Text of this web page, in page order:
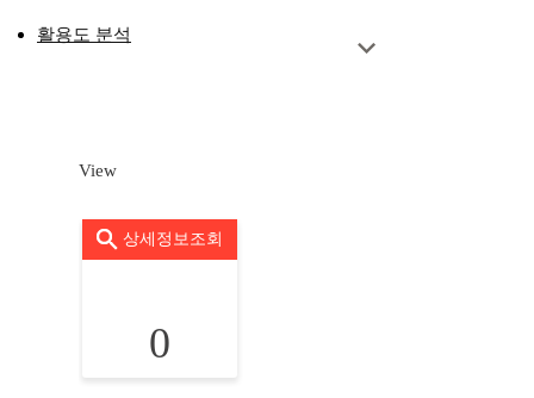
활용도 분석
View
상세정보조회
0